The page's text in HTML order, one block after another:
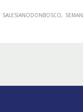
SALESIANODONBOSCO